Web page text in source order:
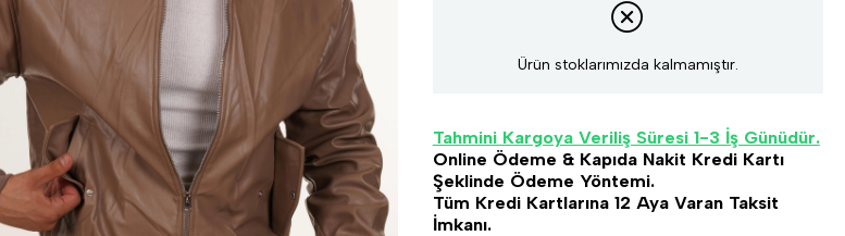
Ürün stoklarımızda kalmamıştır.
Tahmini Kargoya Veriliş Süresi 1-3 İş Günüdür.
Online Ödeme & Kapıda Nakit Kredi Kartı
Şeklinde Ödeme Yöntemi.
Tüm Kredi Kartlarına 12 Aya Varan Taksit
İmkanı.